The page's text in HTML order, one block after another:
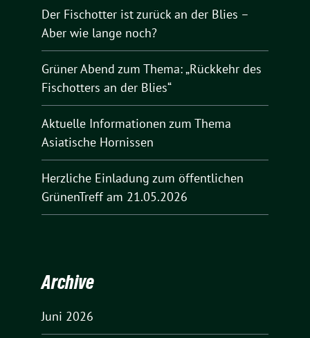
Der Fischotter ist zurück an der Blies –
Aber wie lange noch?
Grüner Abend zum Thema: „Rückkehr des
Fischotters an der Blies“
Aktuelle Informationen zum Thema
Asiatische Hornissen
Herzliche Einladung zum öffentlichen
GrünenTreff am 21.05.2026
Archive
Juni 2026